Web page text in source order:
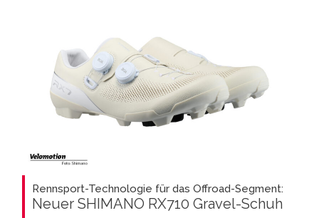
Rennsport-Technologie für das Offroad-Segment:
Neuer SHIMANO RX710 Gravel-Schuh